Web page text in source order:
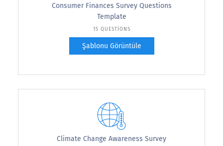
Consumer Finances Survey Questions
Template
15 QUESTIONS
Şablonu Görüntüle
Climate Change Awareness Survey